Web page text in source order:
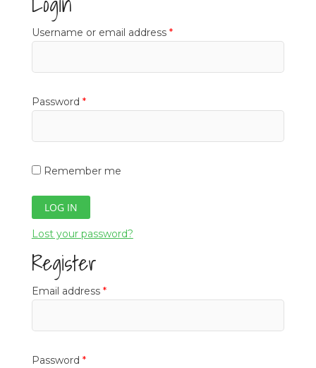
Username or email address *Required
Password *Required
Remember me
LOG IN
Lost your password?
Register
Email address *Required
Password *Required